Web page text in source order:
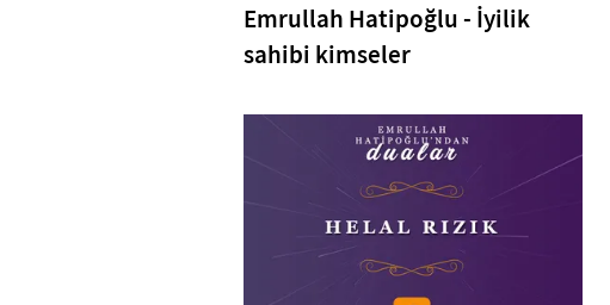
Emrullah Hatipoğlu - İyilik
sahibi kimseler